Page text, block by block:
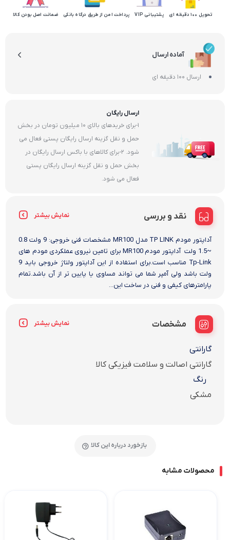
تحویل 100 دقیقه ای پشتیبانی VIP پرداخت امن از طریق درگاه بانکی ضمانت اصل بودن کالا
آماده ارسال
ارسال 100 دقیقه ای
ارسال رایگان
1-برای خریدهای بالای 10 میلیون تومان در بخش
حمل و نقل گزینه ارسال رایگان پستی فعال می
شود. 2-برای کالاهای با باکس ارسال رایگان در
بخش حمل و نقل گزینه ارسال رایگان پستی
فعال می شود.
نقد و بررسی نمایش بیشتر
آداپتور مودم TP LINK مدل MR100 مشخصات فنی خروجی: 9 ولت 0.8
~1.5 ولت آداپتور مودم MR100 برای تامین نیروی عملکردی مودم های
Tp-Link مناسب است.برای استفاده از این آداپتور ولتاژ خروجی باید 9
ولت باشد ولی آمپر شما می تواند مساوی یا پایین تر از آن باشد.تمام
پارامترهای کیفی و فنی در ساخت این...
مشخصات نمایش بیشتر
گارانتی
گارانتی اصالت و سلامت فیزیکی کالا
رنگ
مشکی
بازخورد درباره این کالا
محصولات مشابه